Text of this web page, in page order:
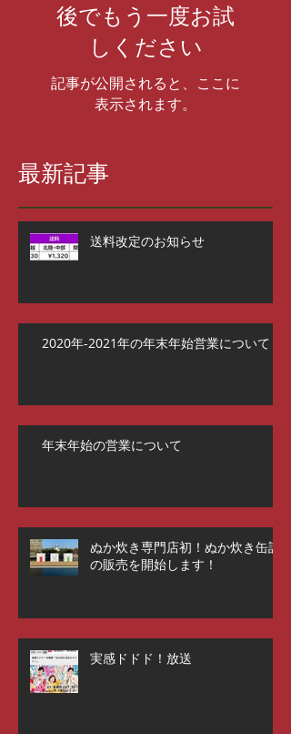
後でもう一度お試
しください
記事が公開されると、ここに
表示されます。
最新記事
送料改定のお知らせ
2020年-2021年の年末年始営業について
年末年始の営業について
ぬか炊き専門店初！ぬか炊き缶詰
の販売を開始します！
実感ドドド！放送